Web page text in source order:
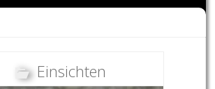
Einsichten